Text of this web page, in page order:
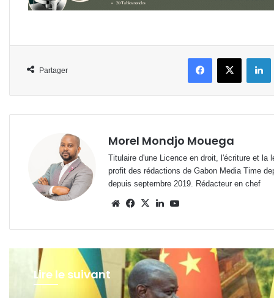
Partager
FacebookX
Morel Mondjo Mouega
Titulaire d'une Licence en droit, l'écriture et la
profit des rédactions de Gabon Media Time
depuis septembre 2019. Rédacteur en chef
WebsiteFacebook
X Linkedin
Lire le suivant